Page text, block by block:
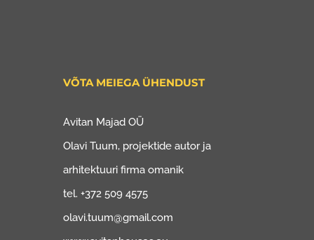
VÕTA MEIEGA ÜHENDUST
Avitan Majad OÜ
Olavi Tuum, projektide autor ja
arhitektuuri firma omanik
tel. +372 509 4575
olavi.tuum@gmail.com